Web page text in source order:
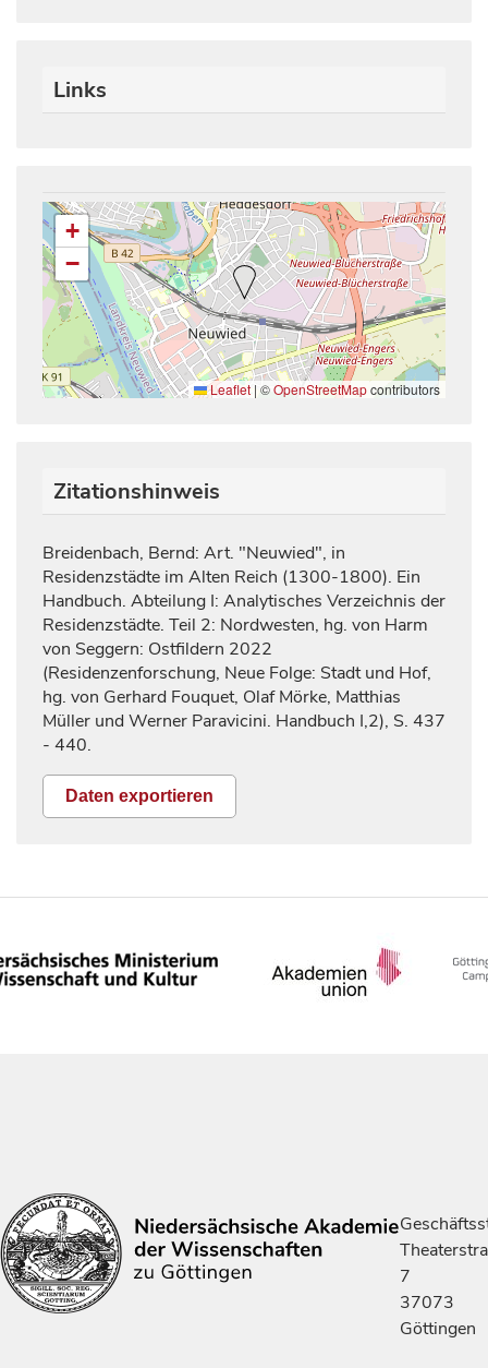
Links
+
−
Leaflet | ©OpenStreetMapcontributors
Zitationshinweis
Breidenbach, Bernd: Art. "Neuwied", in
Residenzstädte im Alten Reich (1300-1800). Ein
Handbuch. Abteilung I: Analytisches Verzeichnis der
Residenzstädte. Teil 2: Nordwesten, hg. von Harm
von Seggern: Ostfildern 2022
(Residenzenforschung, Neue Folge: Stadt und Hof,
hg. von Gerhard Fouquet, Olaf Mörke, Matthias
Müller und Werner Paravicini. Handbuch I,2), S. 437
- 440.
Daten exportieren
7
37073
Göttingen